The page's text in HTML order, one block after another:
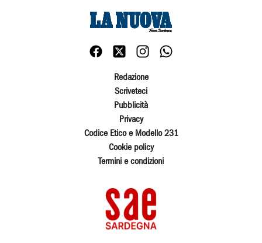
Redazione
Scriveteci
Pubblicità
Privacy
Codice Etico e Modello 231
Cookie policy
Termini e condizioni